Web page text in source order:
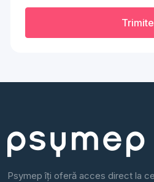
Trimite
Psymep îți oferă acces direct la